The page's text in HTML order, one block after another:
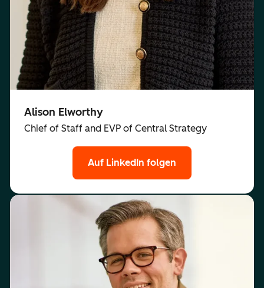
Alison Elworthy
Chief of Staff and EVP of Central Strategy
Auf LinkedIn folgen